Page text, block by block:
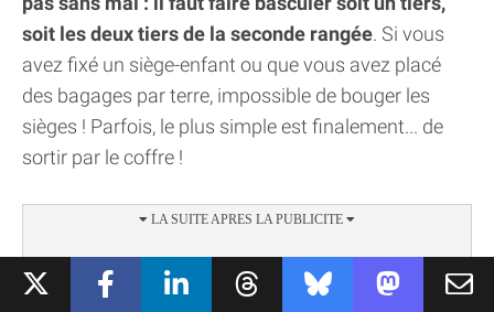
soit les deux tiers de la seconde rangée. Si vous
avez fixé un siège-enfant ou que vous avez placé
des bagages par terre, impossible de bouger les
sièges ! Parfois, le plus simple est finalement... de
sortir par le coffre !